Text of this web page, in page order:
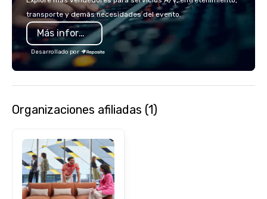
transporte y demás necesidades del evento.
Más información
Desarrollado por
Organizaciones afiliadas (1)